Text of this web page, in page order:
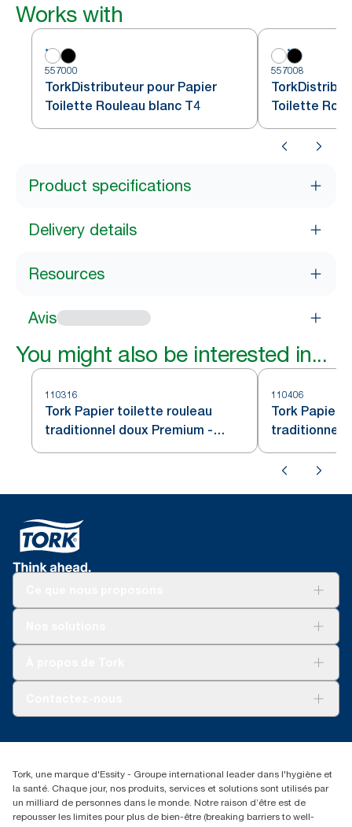
Works with
557000
TorkDistributeur pour Papier
Toilette Rouleau blanc T4
557008
Toilette
Product specifications
Delivery details
Resources
Avis
You might also be interested in...
110316
Tork Papier toilette rouleau
traditionnel doux Premium -
3 plis
110406
Tork Papier
traditionnel
- 4 plis
Reclamation pour distributeurs
+41 (0)848/810152
Essity Switzerland AG
Parkstraße 1b
6214 Schenkon
Lundi-jeudi 8:00-16:30 | Vendredi 8:00-15:00
Tork, une marque d'Essity - Groupe international leader dans l'hygiène et
la santé. Chaque jour, nos produits, services et solutions sont utilisés par
un milliard de personnes dans le monde. Notre raison d’être est de
repousser les limites pour plus de bien-être (breaking barriers to well-